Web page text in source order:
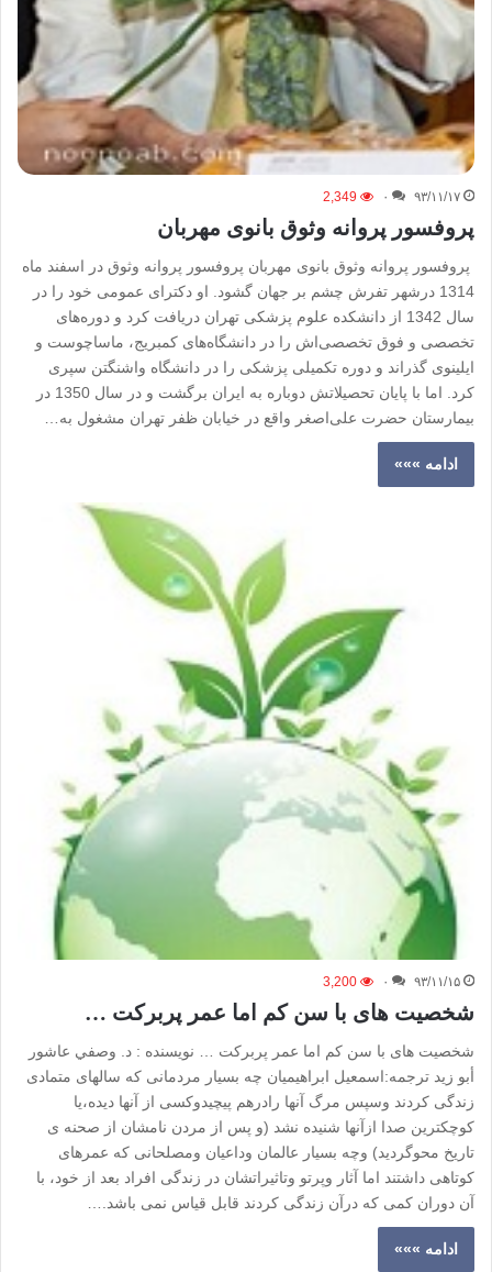
۹۳/۱۱/۱۷ ۰ 2,349
پروفسور پروانه وثوق بانوی مهربان
پروفسور پروانه وثوق بانوی مهربان پروفسور پروانه وثوق در اسفند ماه
1314 درشهر تفرش چشم بر جهان گشود. او دکترای عمومی خود را در
سال 1342 از دانشکده علوم پزشکی تهران دریافت کرد و دوره‌های
تخصصی و فوق تخصصی‌اش را در دانشگاه‌های کمبریج، ماساچوست و
ایلینوی گذراند و دوره تکمیلی پزشکی را در دانشگاه واشنگتن سپری
کرد. اما با پایان تحصیلاتش دوباره به ایران برگشت و در سال 1350 در
بیمارستان حضرت علی‌اصغر واقع در خیابان ظفر تهران مشغول به…
ادامه »»»
۹۳/۱۱/۱۵ ۰ 3,200
شخصیت های با سن کم اما عمر پربرکت …
شخصیت های با سن کم اما عمر پربرکت … نویسنده : د. وصفي عاشور
أبو زيد ترجمه:اسمعیل ابراهیمیان چه بسیار مردمانی که سالهای متمادی
زندگی کردند وسپس مرگ آنها رادرهم پیچیدوکسی از آنها دیده،یا
کوچکترین صدا ازآنها شنیده نشد (و پس از مردن نامشان از صحنه ی
تاریخ محوگردید) وچه بسیار عالمان وداعیان ومصلحانی که عمرهای
کوتاهی داشتند اما آثار وپرتو وتاثیراتشان در زندگی افراد بعد از خود، با
آن دوران کمی که درآن زندگی کردند قابل قیاس نمی باشد.…
ادامه »»»